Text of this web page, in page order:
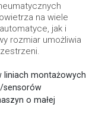
na wiele
jak i
rozmiar umożliwia
liniach montażowych
sensorów
o małej